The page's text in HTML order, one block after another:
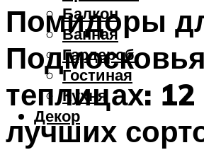
Балкон
Ванная
Гардероб
Гостиная
Кухня
Декор
Помидоры
теплицах: 12
лучших